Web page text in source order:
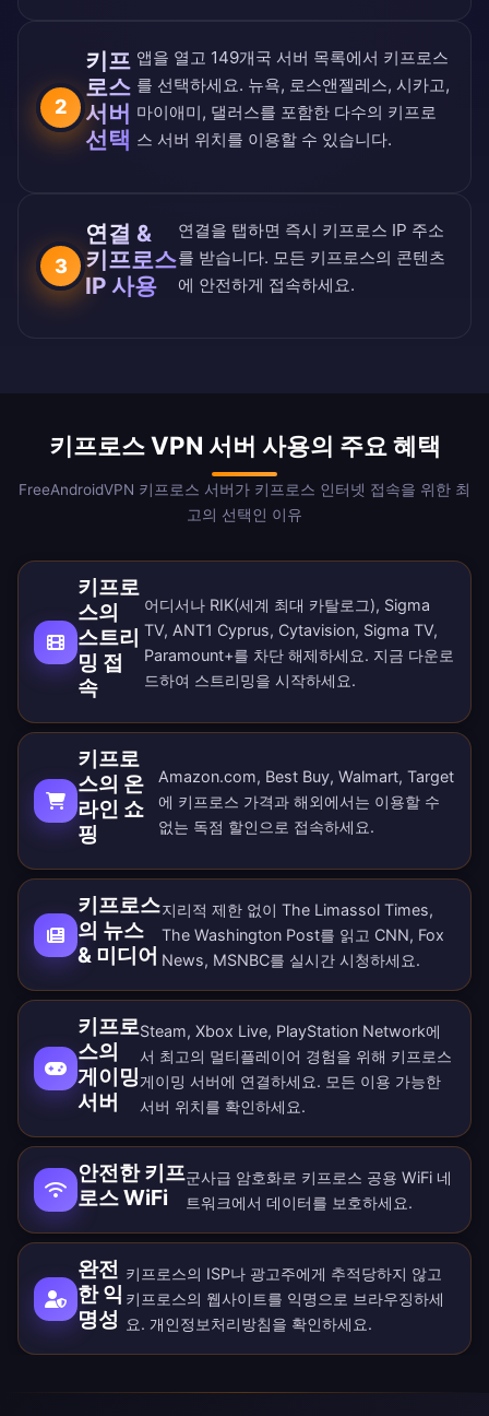
2
키프
로스
서버
선택
앱을 열고 149개국 서버 목록에서 키프로스
를 선택하세요. 뉴욕, 로스앤젤레스, 시카고,
마이애미, 댈러스를 포함한 다수의 키프로
스 서버 위치를 이용할 수 있습니다.
3
연결 &
키프로스
IP 사용
연결을 탭하면 즉시 키프로스 IP 주소
를 받습니다. 모든 키프로스의 콘텐츠
에 안전하게 접속하세요.
키프로스 VPN 서버 사용의 주요 혜택
FreeAndroidVPN 키프로스 서버가 키프로스 인터넷 접속을 위한 최
고의 선택인 이유
키프로
스의
스트리
밍 접
속
어디서나 RIK(세계 최대 카탈로그), Sigma
TV, ANT1 Cyprus, Cytavision, Sigma TV,
Paramount+를 차단 해제하세요. 지금 다운로
드하여 스트리밍을 시작하세요.
키프로
스의 온
라인 쇼
핑
Amazon.com, Best Buy, Walmart, Target
에 키프로스 가격과 해외에서는 이용할 수
없는 독점 할인으로 접속하세요.
키프로스
의 뉴스
& 미디어
지리적 제한 없이 The Limassol Times,
The Washington Post를 읽고 CNN, Fox
News, MSNBC를 실시간 시청하세요.
키프로
스의
게이밍
서버
Steam, Xbox Live, PlayStation Network에
서 최고의 멀티플레이어 경험을 위해 키프로스
게이밍 서버에 연결하세요. 모든 이용 가능한
서버 위치를 확인하세요.
안전한 키프
로스 WiFi
군사급 암호화로 키프로스 공용 WiFi 네
트워크에서 데이터를 보호하세요.
완전
한 익
명성
키프로스의 ISP나 광고주에게 추적당하지 않고
키프로스의 웹사이트를 익명으로 브라우징하세
요. 개인정보처리방침을 확인하세요.